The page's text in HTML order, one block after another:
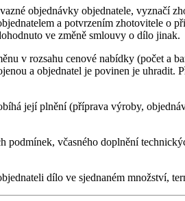
objednávky objednatele, vyznačí
a potvrzením zhotovitele o
ve změně smlouvy o dílo jinak.
v rozsahu cenové nabídky (počet
a objednatel je povinen je
její plnění (příprava výroby,
včasného doplnění
dílo ve sjednaném množství,